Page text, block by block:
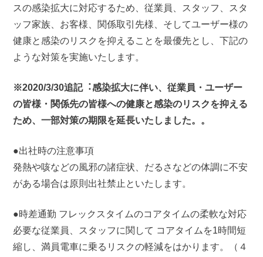
スの感染拡大に対応するため、従業員、スタッフ、スタ
ッフ家族、お客様、関係取引先様、そしてユーザー様の
健康と感染のリスクを抑えることを最優先とし、下記の
ような対策を実施いたします。
※2020/3/30追記︓感染拡⼤に伴い、従業員・ユーザー
の皆様・関係先の皆様への健康と感染のリスクを抑える
ため、⼀部対策の期限を延⻑いたしました。。
●出社時の注意事項
発熱や咳などの風邪の諸症状、だるさなどの体調に不安
がある場合は原則出社禁止といたします。
●時差通勤 フレックスタイムのコアタイムの柔軟な対応
必要な従業員、スタッフに関して コアタイムを1時間短
縮し、満員電車に乗るリスクの軽減をはかります。（４